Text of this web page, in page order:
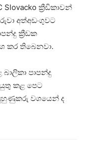
ක්‍රීඩිකාවන්
අත්අඩංගුවට
ක්‍රීඩක
කර තිබෙනවා.
පාපන්දු
කළ පෙට
වශයෙන් ද